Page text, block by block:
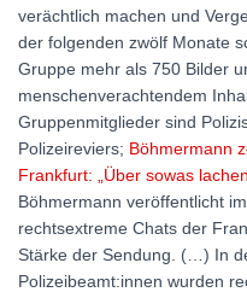
verächtlich machen und
der folgenden zwölf Monate
Gruppe mehr als 750 Bilder
menschenverachtendem
Gruppenmitglieder sind
Polizeireviers; Böhmermann
Frankfurt: „Über sowas
Böhmermann veröffentlicht
rechtsextreme Chats der
Stärke der Sendung. (…) In
Polizeibeamt:innen wurden